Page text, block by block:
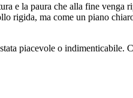
e la paura che alla fine venga
rigida, ma come un piano
piacevole o indimenticabile.